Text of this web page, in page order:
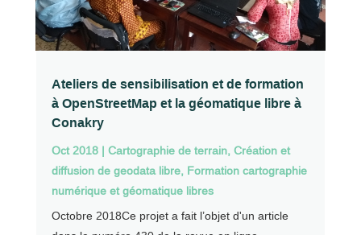
Ateliers de sensibilisation et de formation
à OpenStreetMap et la géomatique libre à
Conakry
Oct 2018| Cartographie de terrain, Création et
diffusion de geodata libre, Formation cartographie
numérique et géomatique libres
Octobre 2018Ce projet a fait l’objet d'un article